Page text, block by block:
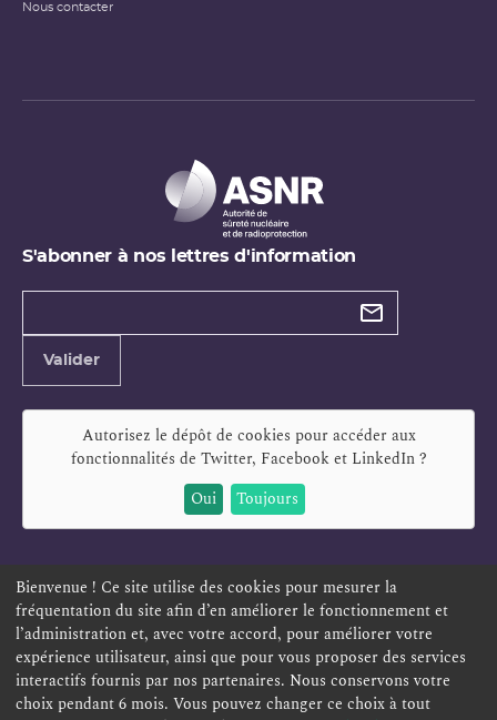
Nous contacter
S'abonner à nos lettres d'information
Types de
Valider
Autorisez le dépôt de cookies pour accéder aux
fonctionnalités de Twitter, Facebook et LinkedIn?
Oui
Toujours
ESPACE PERSONNEL OFFRES D'EMPLOI SIGNALEMENT
TÉLÉSERVICES PLAN DU SITE
ACCESSIBILITÉ POLITIQUE DE CONFIDENTIALITÉ
MENTIONS LÉGALES CONTACT
Bienvenue ! Ce site utilise des cookies pour mesurer la
fréquentation du site afin d’en améliorer le fonctionnement et
l’administration et, avec votre accord, pour améliorer votre
expérience utilisateur, ainsi que pour vous proposer des services
interactifs fournis par nos partenaires. Nous conservons votre
choix pendant 6 mois. Vous pouvez changer ce choix à tout